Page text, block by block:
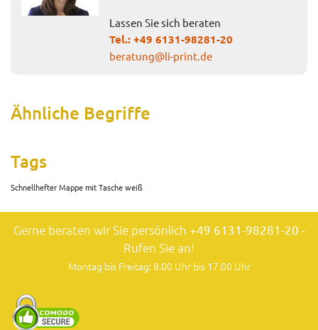
Lassen Sie sich beraten
Tel.:+49 6131-98281-20
beratung@li-print.de
Ähnliche Begriffe
Tags
Schnellhefter Mappe mit Tasche weiß
Gerne beraten wir Sie persönlich +49 6131-98281-20 -
Rufen Sie an!
Montag bis Freitag: 8.00 Uhr bis 17.00 Uhr